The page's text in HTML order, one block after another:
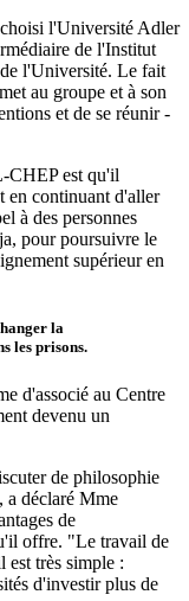
l'Université Adler
de l'Institut
l'Université. Le fait
au groupe et à son
et de se réunir -
CHEP est qu'il
en continuant d'aller
à des personnes
pour poursuivre le
supérieur en
la
les prisons.
d'associé au Centre
devenu un
de philosophie
a déclaré Mme
de
offre. "Le travail de
très simple :
d'investir plus de